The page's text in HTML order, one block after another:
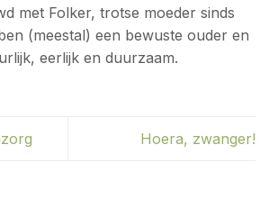
met Folker, trotse moeder sinds
(meestal) een bewuste ouder en
eerlijk en duurzaam.
Hoera, zwanger!